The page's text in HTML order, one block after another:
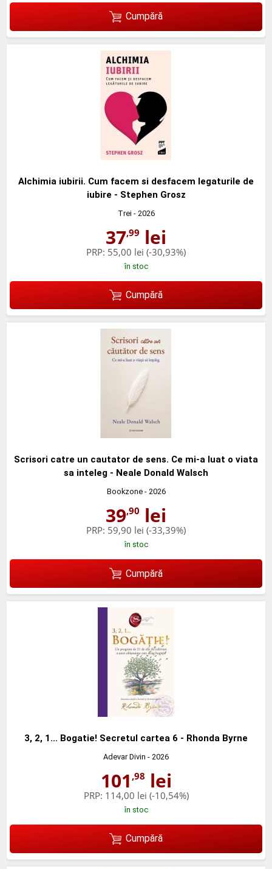
Cumpără
Alchimia iubirii. Cum facem si desfacem legaturile de
iubire - Stephen Grosz
Trei- 2026
37,99 lei
PRP: 55,00 lei (-30,93%)
în stoc
Cumpără
Scrisori catre un cautator de sens. Ce mi-a luat o viata
sa inteleg - Neale Donald Walsch
Bookzone- 2026
39,90 lei
PRP: 59,90 lei (-33,39%)
în stoc
Cumpără
3, 2, 1... Bogatie! Secretul cartea 6 - Rhonda Byrne
Adevar Divin - 2026
101 ,98 lei
PRP: 114,00 lei (-10,54%)
în stoc
Cumpără